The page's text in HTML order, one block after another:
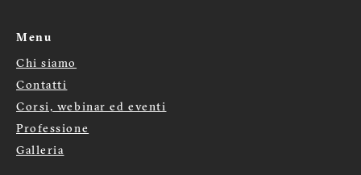
Menu
Menù
footer
Chi siamo
Contatti
Corsi, webinar ed eventi
Professione
Galleria